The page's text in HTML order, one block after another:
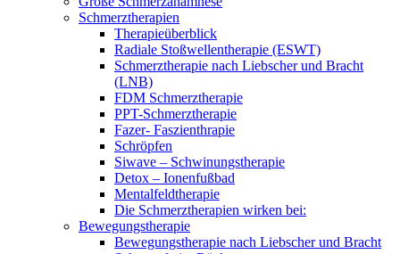
Schmerztherapien
Therapieüberblick
Radiale Stoßwellentherapie (ESWT)
Schmerztherapie nach Liebscher und Bracht
(LNB)
FDM Schmerztherapie
PPT-Schmerztherapie
Fazer- Faszienthrapie
Schröpfen
Siwave – Schwinungstherapie
Detox – Ionenfußbad
Mentalfeldtherapie
Die Schmerztherapien wirken bei:
Bewegungstherapie
Bewegungstherapie nach Liebscher und Bracht